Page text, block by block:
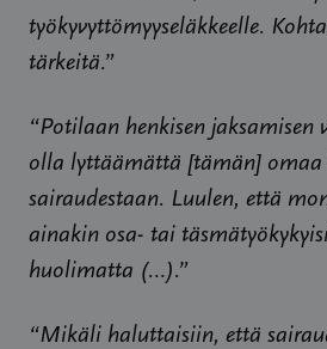
työkyvyttömyyseläkkeelle.
tärkeitä.”
“Potilaan henkisen jaksamisen
olla lyttäämättä [tämän] omaa
sairaudestaan. Luulen, että
ainakin osa- tai
huolimatta (…).”
“Mikäli haluttaisiin, että